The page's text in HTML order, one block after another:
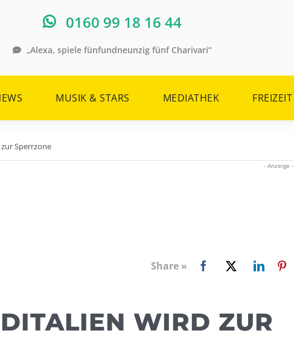
0160 99 18 16 44
„Alexa, spiele fünfundneunzig fünf Charivari“
MUSIK & STARS MEDIATHEK FREIZEIT
Sperrzone
- Anzeige -
Share »
WIRD ZUR